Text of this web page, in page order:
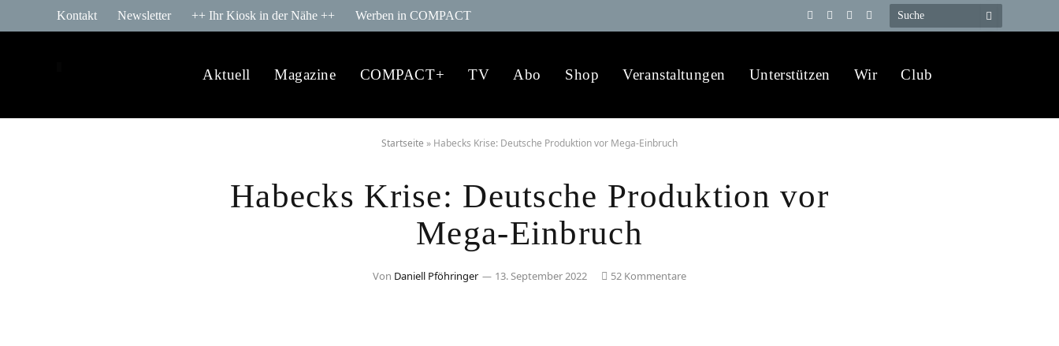
Kontakt Newsletter ++ Ihr Kiosk in der Nähe ++ Werben in COMPACT
Telegram
YouTube
X
WhatsApp
Aktuell Magazine COMPACT+ TV Abo Shop Veranstaltungen Unterstützen Wir Club
Startseite » Habecks Krise: Deutsche Produktion vor Mega-Einbruch
Habecks Krise: Deutsche Produktion vor
Mega-Einbruch
Von Daniell Pföhringer 13. September 2022 52 Kommentare